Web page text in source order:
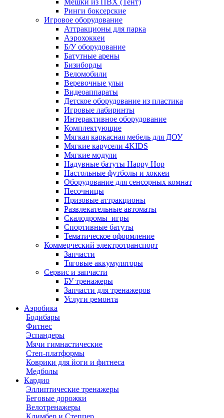
Мешки из ПВХ (Тент)
Ринги боксерские
Игровое оборудование
Аттракционы для парка
Аэрохоккеи
Б/У оборудование
Батутные арены
Бизиборды
Веломобили
Веревочные ульи
Видеоаппараты
Детское оборудование из пластика
Игровые лабиринты
Интерактивное оборудование
Комплектующие
Мягкая каркасная мебель для ДОУ
Мягкие карусели 4KIDS
Мягкие модули
Надувные батуты Happy Hop
Настольные футболы и хоккеи
Оборудование для сенсорных комнат
Песочницы
Призовые аттракционы
Развлекательные автоматы
Скалодромы_игры
Спортивные батуты
Тематическое оформление
Коммерческий электротранспорт
Запчасти
Тяговые аккумуляторы
Сервис и запчасти
БУ тренажеры
Запчасти для тренажеров
Услуги ремонта
Аэробика
Бодибары
Фитнес
Эспандеры
Мячи гимнастические
Степ-платформы
Коврики для йоги и фитнеса
Медболы
Кардио
Эллиптические тренажеры
Беговые дорожки
Велотренажеры
Климбер и Степпер